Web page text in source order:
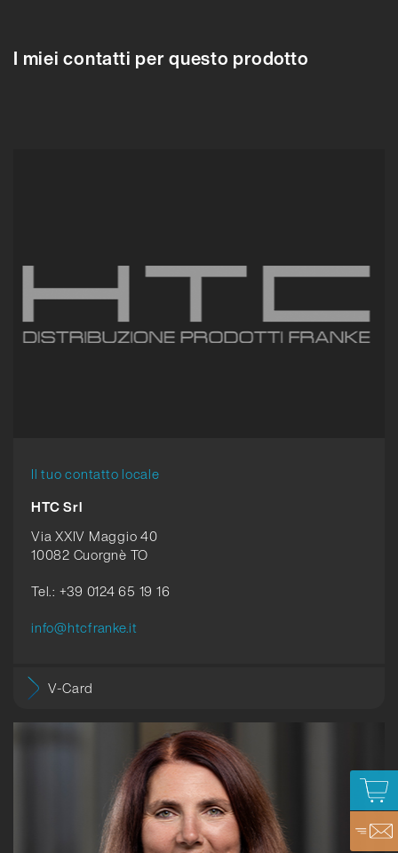
I miei contatti per questo prodotto
Il tuo contatto locale
HTC Srl
Via XXIV Maggio 40
10082 Cuorgnè TO
Tel.: +39 0124 65 19 16
info@htcfranke.it
V-Card